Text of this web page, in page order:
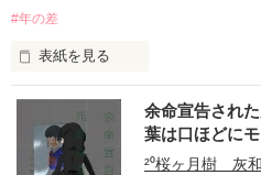
#年の差
表紙を見る
｢全部あんたのせいよ｣
『──のせいじゃないよ』
余命宣告され
葉は口ほどに
²⁰桜ヶ月樹 灰和